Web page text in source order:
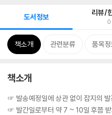
도서정보 리뷰/
0
책소개 관련분류 품목
책소개
☞ 발송예정일에 상관 없이 잡지의
☞ 발간일로부터 약 7 ~ 10일 후쯤